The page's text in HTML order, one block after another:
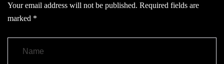
Your email address will not be published. Required fields are
marked *